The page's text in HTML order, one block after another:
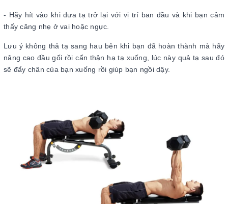
- Hãy hít vào khi đưa tạ trở lại với vị trí ban đầu và khi bạn cảm
thấy căng nhẹ ở vai hoặc ngực.
Lưu ý không thả tạ sang hau bên khi bạn đã hoàn thành mà hãy
nâng cao đầu gối rồi cẩn thận hạ tạ xuống, lúc này quả tạ sau đó
sẽ đẩy chân của bạn xuống rồi giúp bạn ngồi dậy.